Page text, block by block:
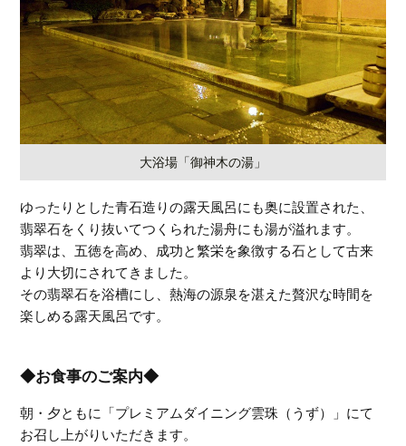
大浴場「御神木の湯」
ゆったりとした青石造りの露天風呂にも奥に設置された、
翡翠石をくり抜いてつくられた湯舟にも湯が溢れます。
翡翠は、五徳を高め、成功と繁栄を象徴する石として古来
より大切にされてきました。
その翡翠石を浴槽にし、熱海の源泉を湛えた贅沢な時間を
楽しめる露天風呂です。
◆お食事のご案内◆
朝・夕ともに「プレミアムダイニング雲珠（うず）」にて
お召し上がりいただきます。